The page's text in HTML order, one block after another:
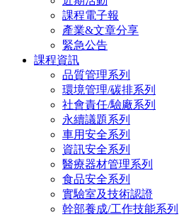
課程電子報
產業&文章分享
緊急公告
課程資訊
品質管理系列
環境管理/碳排系列
社會責任/驗廠系列
永續議題系列
車用安全系列
資訊安全系列
醫療器材管理系列
食品安全系列
實驗室及技術認證
幹部養成/工作技能系列